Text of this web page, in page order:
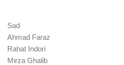
Sad
Ahmad Faraz
Rahat Indori
Mirza Ghalib